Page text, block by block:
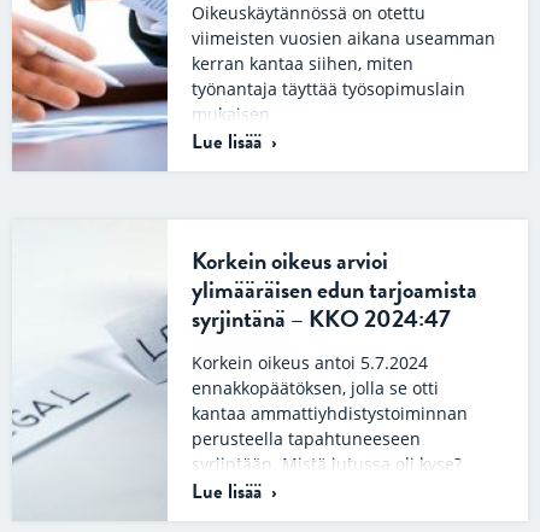
Oikeuskäytännössä on otettu
viimeisten vuosien aikana useamman
kerran kantaa siihen, miten
työnantaja täyttää työsopimuslain
mukaisen
työntarjoamisvelvoitteensa.
Lue lisää
Korkein oikeus arvioi
ylimääräisen edun tarjoamista
syrjintänä – KKO 2024:47
Korkein oikeus antoi 5.7.2024
ennakkopäätöksen, jolla se otti
kantaa ammattiyhdistystoiminnan
perusteella tapahtuneeseen
syrjintään. Mistä jutussa oli kyse?
Kantajat työskentelivät ajoneuvojen…
Lue lisää